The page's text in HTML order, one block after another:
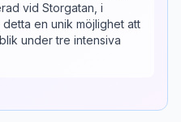
vid Storgatan, i
en unik möjlighet att
under tre intensiva